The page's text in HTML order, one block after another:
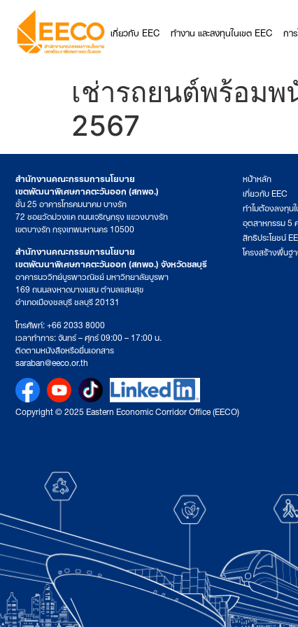
เกี่ยวกับ EEC ทำงาน และลงทุนในเขต EEC กา
เช่ารถยนต์พร้อมพ
2567
สำนักงานคณะกรรมการนโยบาย
เขตพัฒนาพิเศษภาคตะวันออก (สกพอ.)
ชั้น 25 อาคารโทรคมนาคม บางรัก
72 ซอยวัดม่วงแค ถนนเจริญกรุง แขวงบางรัก
เขตบางรัก กรุงเทพมหานคร 10500
สำนักงานคณะกรรมการนโยบาย
เขตพัฒนาพิเศษภาคตะวันออก (สกพอ.) จังหวัดชลบุรี
อาคารนววิทย์บูรพาวณิชย์ มหาวิทยาลัยบูรพา
169 ถนนลงหาดบางแสน ตำบลแสนสุข
อำเภอเมืองชลบุรี ชลบุรี 20131
โทรศัพท์: +66 2033 8000
เวลาทำการ: จันทร์ – ศุกร์ 09:00 – 17:00 น.
ติดตามหนังสือหรือยื่นเอกสาร
saraban@eeco.or.th
หน้าหลัก
เกี่ยวกับ EEC
ทำไมต้องลงทุน
อุตสาหกรรม 5
สิทธิประโยชน์
โครงสร้างพื้นฐ
Copyright © 2025 Eastern Economic Corridor Office (EECO)